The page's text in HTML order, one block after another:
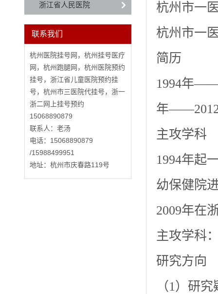
浙江省人民医院
联系我们
杭州医院挂号网，杭州挂号医疗
网，杭州跑腿网，杭州医院预约
挂号，浙江省儿童医院预约挂
号，杭州市三医院代挂号，浙一
浙二网上挂号预约
15068890879
联系人：老汤
电话：15068890879
/15988499951
地址：杭州市庆春路119号
杭州市一
杭州市一
简历
1994年
年——2012
主攻学科
1994年起
幼保健院
2009年在
主攻学科
研究方向
（1）研